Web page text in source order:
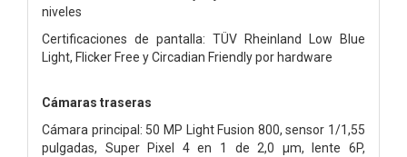
niveles
Certificaciones de pantalla: TÜV Rheinland Low Blue
Light, Flicker Free y Circadian Friendly por hardware
Cámaras traseras
Cámara principal: 50 MP Light Fusion 800, sensor 1/1,55
pulgadas, Super Pixel 4 en 1 de 2,0 μm, lente 6P,